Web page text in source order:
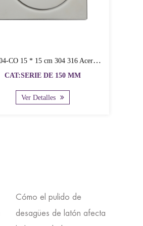
CAT:SERIE DE 150 MM
Ver Detalles
Cómo el pulido de
desagües de latón afecta